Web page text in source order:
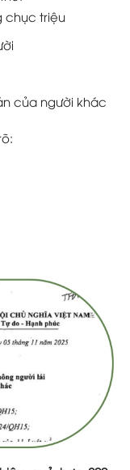
chục triệu
của người khác